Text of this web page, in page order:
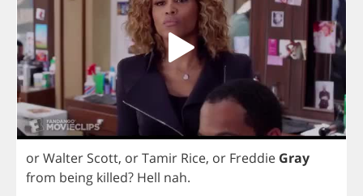
orWalter Scott, orTamir Rice, or Freddie Gray
from being killed? Hell nah.